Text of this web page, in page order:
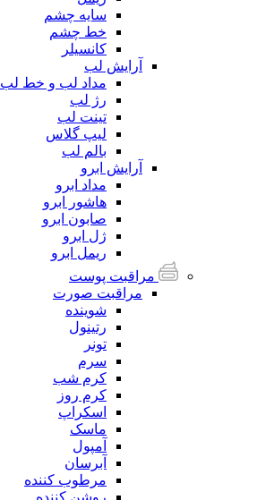
سایه چشم
خط چشم
کانسیلر
آرایش لب
مداد لب و خط لب
رژ لب
تینت لب
لیپ گلاس
بالم لب
آرایش ابرو
مداد ابرو
هاشور ابرو
صابون ابرو
ژل ابرو
ریمل ابرو
مراقبت پوست
مراقبت صورت
شوینده
رتینول
تونر
سرم
کرم شب
کرم روز
اسکراپ
ماسک
آمپول
آبرسان
مرطوب کننده
روشن کننده